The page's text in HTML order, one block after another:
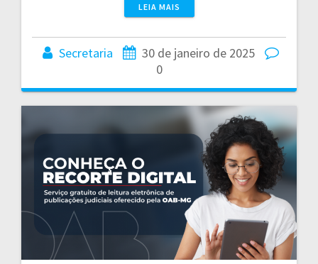
LEIA MAIS
Secretaria
30 de janeiro de 2025
0